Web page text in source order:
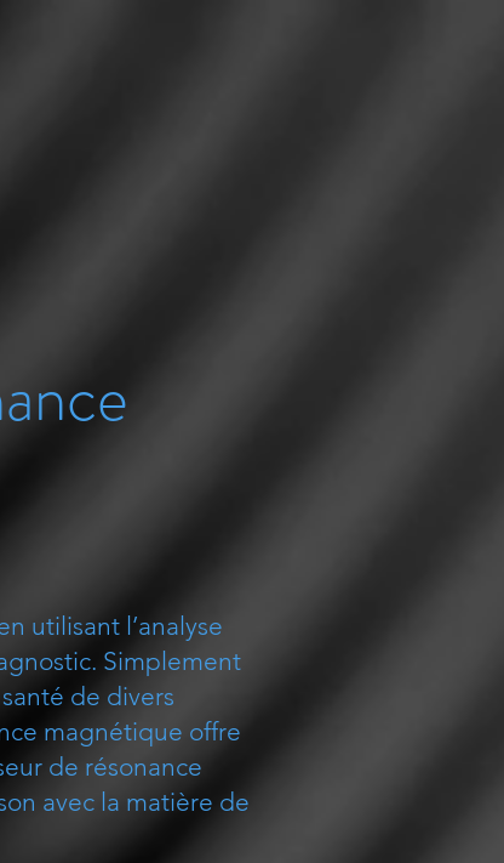
utilisant l’analyse
Simplement
de divers
magnétique offre
de résonance
avec la matière de